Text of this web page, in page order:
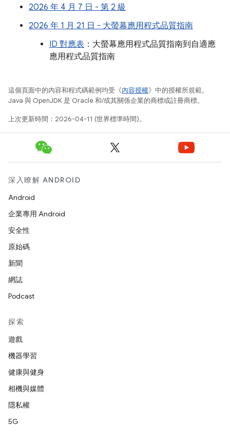
2026 年 4 月 7 日 - 第 2 級
2026 年 1 月 21 日 - 大螢幕應用程式品質指南
ID 對應表 ：大螢幕應用程式品質指南到自適應
應用程式品質指南
這個頁面中的內容和程式碼範例均受《內容授權》中的授權所規範。
Java 與 OpenJDK 是 Oracle 和/或其關係企業的商標或註冊商標。
上次更新時間：2026-04-11 (世界標準時間)。
深入瞭解 ANDROID
Android
企業專用 Android
安全性
原始碼
新聞
網誌
Podcast
探索
遊戲
機器學習
健康與健身
相機與媒體
隱私權
5G